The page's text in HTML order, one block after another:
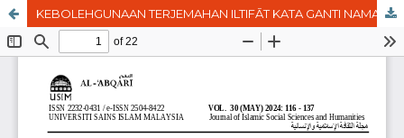
KEBOLEHGUNAAN TERJEMAHAN ILTIFĀT KATA GANTI NAMA ILAHI OLEH ABDULLAH BASMEIH DALAM AL-QURAN